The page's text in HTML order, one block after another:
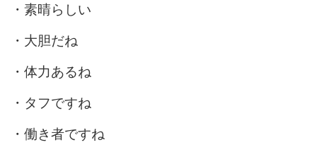
・素晴らしい
・大胆だね
・体力あるね
・タフですね
・働き者ですね